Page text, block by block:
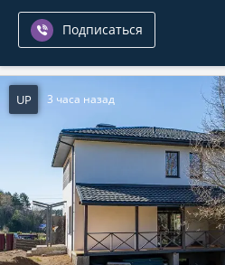
Подписаться
UP 3 часа назад